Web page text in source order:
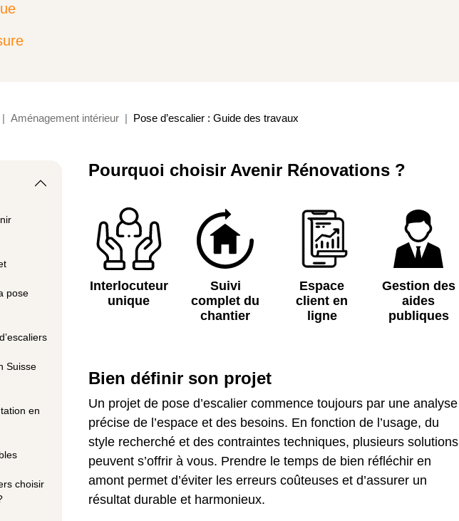
Aménagement intérieur Pose d’escalier : Guide des travaux
pose
Suisse
en
choisir
Pourquoi choisir Avenir Rénovations ?
Interlocuteur
unique
Suivi
complet du
chantier
Espace
client en
ligne
Gestion des
aides
publiques
Bien définir son projet
Un projet de pose d’escalier commence toujours par une analyse
précise de l’espace et des besoins. En fonction de l’usage, du
style recherché et des contraintes techniques, plusieurs solutions
peuvent s’offrir à vous. Prendre le temps de bien réfléchir en
amont permet d’éviter les erreurs coûteuses et d’assurer un
résultat durable et harmonieux.